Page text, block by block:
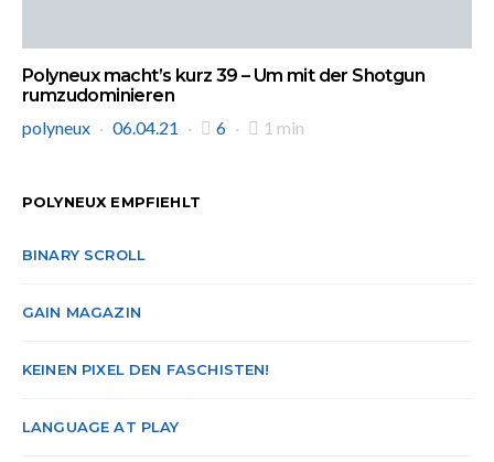
Polyneux macht’s kurz 39 – Um mit der Shotgun
rumzudominieren
polyneux
06.04.21 6 1 min
POLYNEUX EMPFIEHLT
BINARY SCROLL
GAIN MAGAZIN
KEINEN PIXEL DEN FASCHISTEN!
LANGUAGE AT PLAY